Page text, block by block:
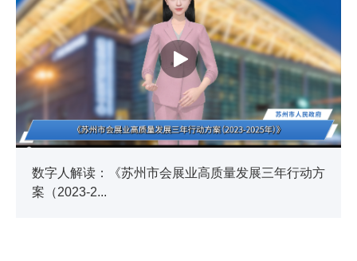
数字人解读：《苏州市会展业高质量发展三年行动方
案（2023-2...